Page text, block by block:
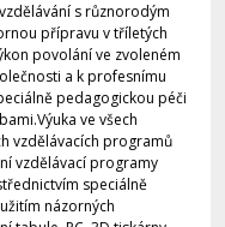
s různorodým
přípravu v tříletých
povolání ve zvoleném
a k profesnímu
pedagogickou péči
ve všech
vzdělávacích programů
vzdělávací programy
speciálně
názorných